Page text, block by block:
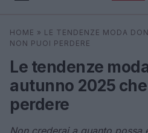
Cerca
HOME » LE TENDENZE MODA
NON PUOI PERDERE
Le tendenze
autunno 2025
perdere
Non crederai a quanto possa